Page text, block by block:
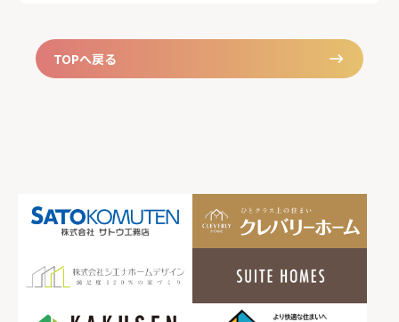
TOPへ戻る